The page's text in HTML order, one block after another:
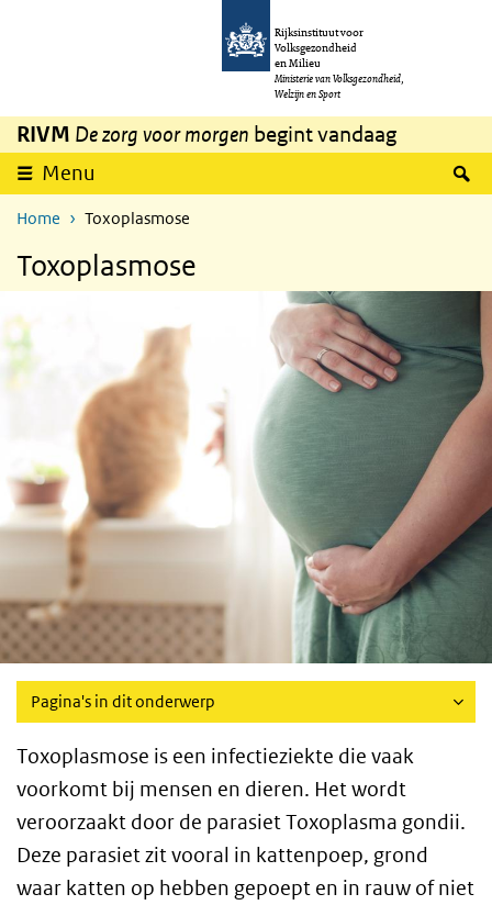
Overslaan en naar de inhoud gaan
Rijksinstituut voor
Volksgezondheid
en Milieu
Ministerie van Volksgezondheid,
Welzijn en Sport
RIVM De zorg voor morgen begint vandaag
Menu
Home Toxoplasmose
Toxoplasmose
Pagina's in dit onderwerp
Toxoplasmose is een infectieziekte die vaak
voorkomt bij mensen en dieren. Het wordt
veroorzaakt door de parasiet Toxoplasma gondii.
Deze parasiet zit vooral in kattenpoep, grond
waar katten op hebben gepoept en in rauw of niet